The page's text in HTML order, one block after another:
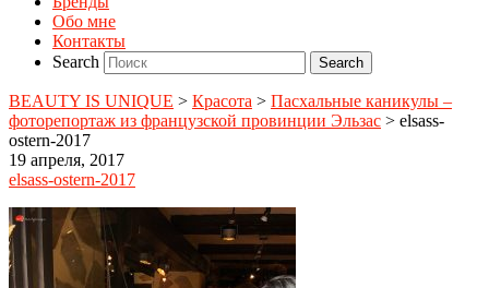
Обо мне
Контакты
Search
BEAUTY IS UNIQUE > Красота > Пасхальные каникулы –
фоторепортаж из французской провинции Эльзас > elsass-
ostern-2017
19 апреля, 2017
elsass-ostern-2017